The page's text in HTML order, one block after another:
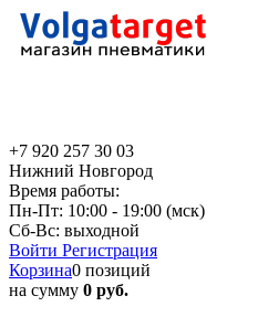
+7 920 257 30 03
Нижний Новгород
Время работы:
Пн-Пт: 10:00 - 19:00 (мск)
Сб-Вс: выходной
Войти Регистрация
Корзина0 позиций
на сумму 0 руб.